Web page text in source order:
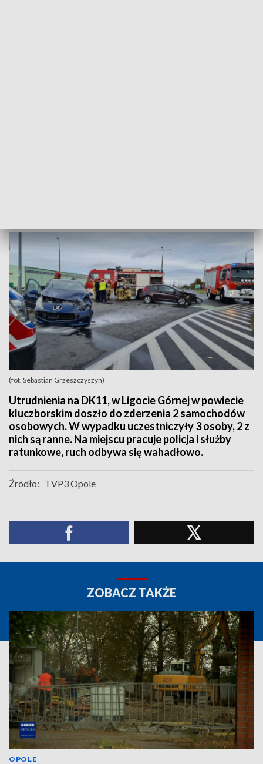
(fot. Sebastian Grzeszczyszyn)
Utrudnienia na DK11, w Ligocie Górnej w powiecie
kluczborskim doszło do zderzenia 2 samochodów
osobowych. W wypadku uczestniczyły 3 osoby, 2 z
nich są ranne. Na miejscu pracuje policja i służby
ratunkowe, ruch odbywa się wahadłowo.
Źródło: TVP3 Opole
ZOBACZ TAKŻE
OPOLE